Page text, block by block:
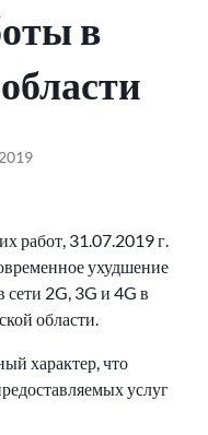
в
работ, 31.07.2019 г.
ухудшение
сети 2G, 3G и 4G в
области.
характер, что
услуг